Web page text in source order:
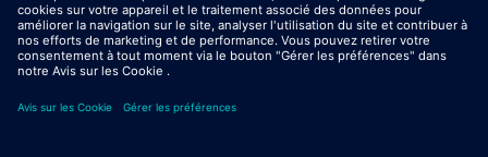
candidature. Nous ne demandons pas non plus de
coordonnées bancaires ou d'informations financières
personnelles en échange d'une promesse d'embauche. De
des e-mails semblant provenir d’un recruteur Siemens, sauf